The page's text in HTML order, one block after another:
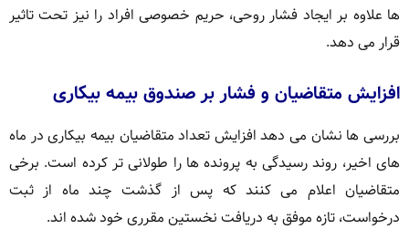
ها علاوه بر ایجاد فشار روحی، حریم خصوصی افراد را نیز تحت تاثیر
قرار می دهد.
افزایش متقاضیان و فشار بر صندوق بیمه بیکاری
بررسی ها نشان می دهد افزایش تعداد متقاضیان بیمه بیکاری در ماه
های اخیر، روند رسیدگی به پرونده ها را طولانی تر کرده است. برخی
متقاضیان اعلام می کنند که پس از گذشت چند ماه از ثبت
درخواست، تازه موفق به دریافت نخستین مقرری خود شده اند.